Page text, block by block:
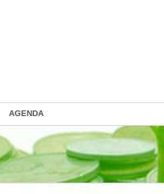
AGENDA